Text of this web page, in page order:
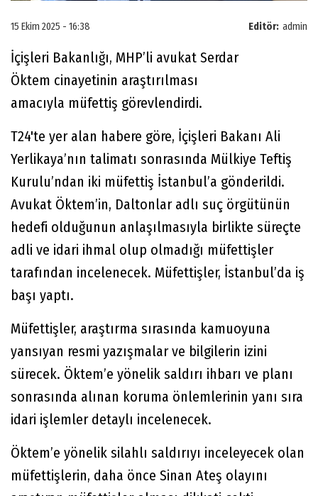
Editör: admin
15 Ekim 2025 - 16:38
İçişleri Bakanlığı, MHP’li avukat Serdar
Öktem cinayetinin araştırılması
amacıyla müfettiş görevlendirdi.
T24'te yer alan habere göre, İçişleri Bakanı Ali
Yerlikaya’nın talimatı sonrasında Mülkiye Teftiş
Kurulu’ndan iki müfettiş İstanbul’a gönderildi.
Avukat Öktem’in, Daltonlar adlı suç örgütünün
hedefi olduğunun anlaşılmasıyla birlikte süreçte
adli ve idari ihmal olup olmadığı müfettişler
tarafından incelenecek. Müfettişler, İstanbul’da iş
başı yaptı.
Müfettişler, araştırma sırasında kamuoyuna
yansıyan resmi yazışmalar ve bilgilerin izini
sürecek. Öktem’e yönelik saldırı ihbarı ve planı
sonrasında alınan koruma önlemlerinin yanı sıra
idari işlemler detaylı incelenecek.
Öktem’e yönelik silahlı saldırıyı inceleyecek olan
müfettişlerin, daha önce Sinan Ateş olayını